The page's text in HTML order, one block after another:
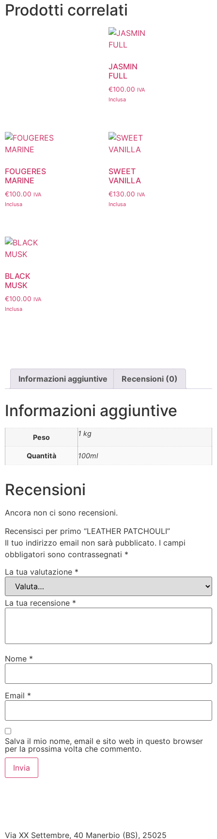
Prodotti correlati
JASMIN
FULL
€100.00 IVA
Inclusa
FOUGERES
MARINE
€100.00 IVA
Inclusa
SWEET
VANILLA
€130.00 IVA
Inclusa
BLACK
MUSK
€100.00 IVA
Inclusa
Informazioni aggiuntive Recensioni (0)
Informazioni aggiuntive
Peso 1 kg
Quantità 100ml
Recensioni
Ancora non ci sono recensioni.
Recensisci per primo “LEATHER PATCHOULI”
Il tuo indirizzo email non sarà pubblicato. I campi
obbligatori sono contrassegnati *
La tua valutazione *
La tua recensione *
Nome *
Email *
Salva il mio nome, email e sito web in questo browser
per la prossima volta che commento.
Via XX Settembre, 40 Manerbio (BS), 25025